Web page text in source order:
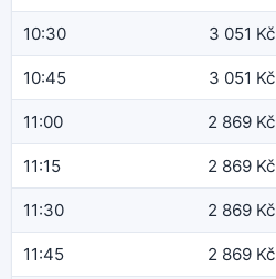
10:30 3 051 Kč
10:45 3 051 Kč
11:00 2 869 Kč
11:15 2 869 Kč
11:30 2 869 Kč
11:45 2 869 Kč